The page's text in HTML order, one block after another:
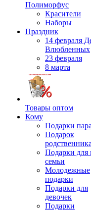
Полиморфус
Красители
Наборы
Праздник
14 февраля
Влюбленных
23 февраля
8 марта
Товары оптом
Кому
Подарки
Подарок
Подарки для
семьи
Молодежные
подарки
Подарки для
девочек
Подарки